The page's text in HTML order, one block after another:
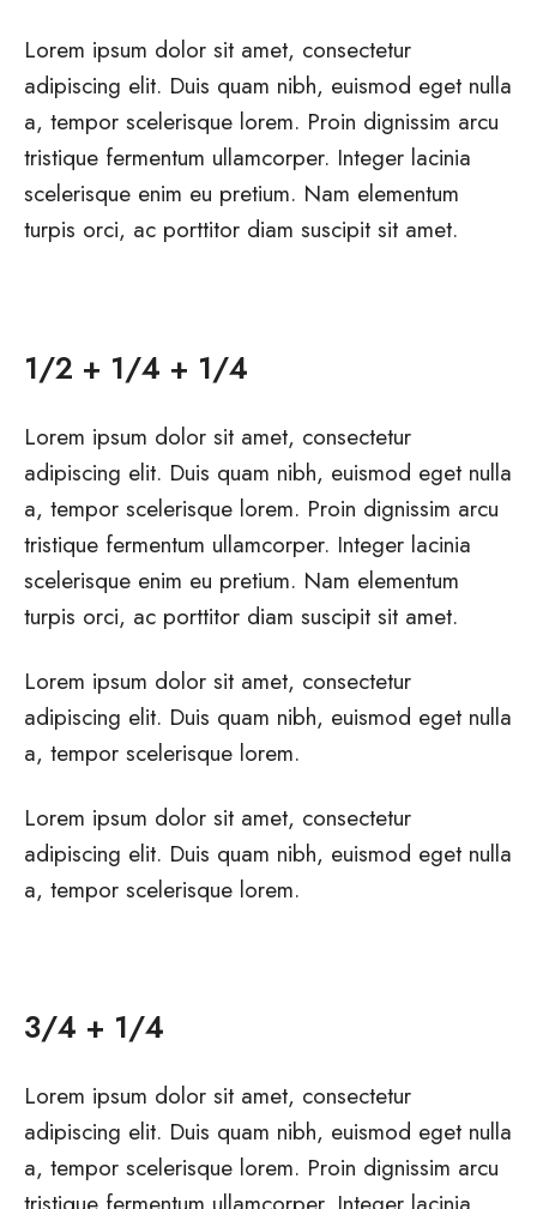
Lorem ipsum dolor sit amet, consectetur
adipiscing elit. Duis quam nibh, euismod eget nulla
a, tempor scelerisque lorem. Proin dignissim arcu
tristique fermentum ullamcorper. Integer lacinia
scelerisque enim eu pretium. Nam elementum
turpis orci, ac porttitor diam suscipit sit amet.
1/2 + 1/4 + 1/4
Lorem ipsum dolor sit amet, consectetur
adipiscing elit. Duis quam nibh, euismod eget nulla
a, tempor scelerisque lorem. Proin dignissim arcu
tristique fermentum ullamcorper. Integer lacinia
scelerisque enim eu pretium. Nam elementum
turpis orci, ac porttitor diam suscipit sit amet.
Lorem ipsum dolor sit amet, consectetur
adipiscing elit. Duis quam nibh, euismod eget nulla
a, tempor scelerisque lorem.
Lorem ipsum dolor sit amet, consectetur
adipiscing elit. Duis quam nibh, euismod eget nulla
a, tempor scelerisque lorem.
3/4 + 1/4
Lorem ipsum dolor sit amet, consectetur
adipiscing elit. Duis quam nibh, euismod eget nulla
a, tempor scelerisque lorem. Proin dignissim arcu